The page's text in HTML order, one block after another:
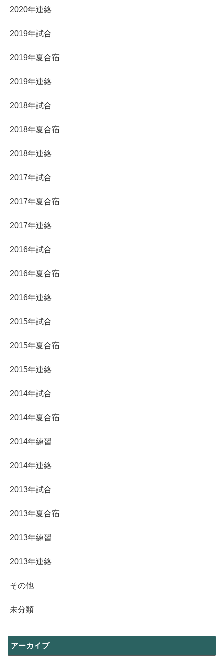
2020年連絡
2019年試合
2019年夏合宿
2019年連絡
2018年試合
2018年夏合宿
2018年連絡
2017年試合
2017年夏合宿
2017年連絡
2016年試合
2016年夏合宿
2016年連絡
2015年試合
2015年夏合宿
2015年連絡
2014年試合
2014年夏合宿
2014年練習
2014年連絡
2013年試合
2013年夏合宿
2013年練習
2013年連絡
その他
未分類
アーカイブ